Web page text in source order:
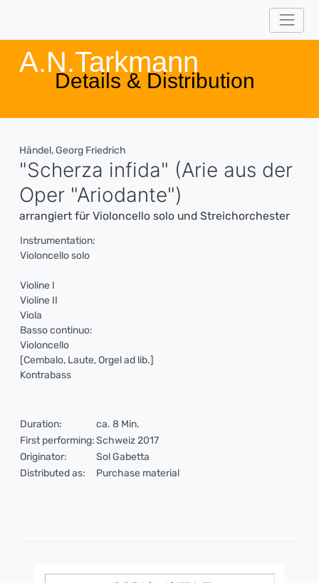
A.N.Tarkmann
Details & Distribution
Händel, Georg Friedrich
"Scherza infida" (Arie aus der
Oper "Ariodante")
arrangiert für Violoncello solo und Streichorchester
Instrumentation:
Violoncello solo
Violine I
Violine II
Viola
Basso continuo:
Violoncello
[Cembalo, Laute, Orgel ad lib.]
Kontrabass
Duration:
ca. 8 Min.
First performing:Schweiz 2017
Originator:
Sol Gabetta
Distributed as:
Purchase material